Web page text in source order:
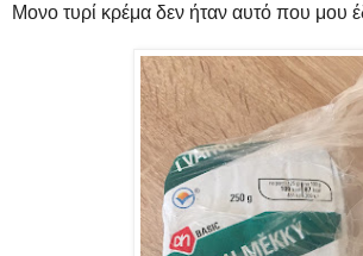
Μονο τυρί κρέμα δεν ήταν αυτό που μου